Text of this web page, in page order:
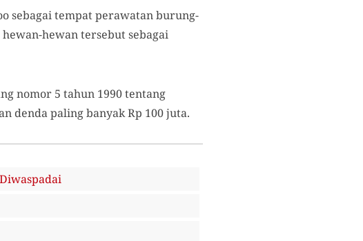
sebagai tempat perawatan burung-
hewan tersebut sebagai
nomor 5 tahun 1990 tentang
denda paling banyak Rp 100 juta.